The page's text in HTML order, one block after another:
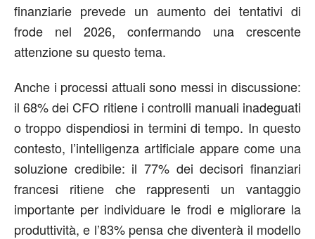
finanziarie prevede un aumento dei tentativi di
frode nel 2026, confermando una crescente
attenzione su questo tema.
Anche i processi attuali sono messi in discussione:
il 68% dei CFO ritiene i controlli manuali inadeguati
o troppo dispendiosi in termini di tempo. In questo
contesto, l’intelligenza artificiale appare come una
soluzione credibile: il 77% dei decisori finanziari
francesi ritiene che rappresenti un vantaggio
importante per individuare le frodi e migliorare la
produttività, e l’83% pensa che diventerà il modello